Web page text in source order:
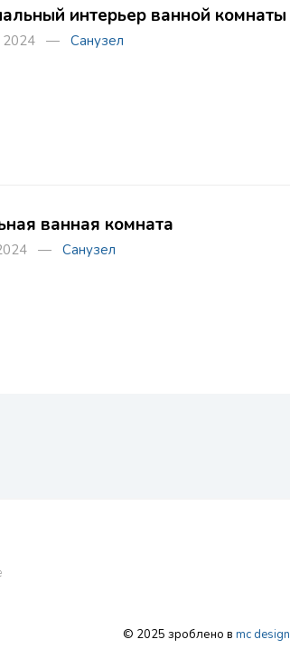
интерьер ванной комнаты
2024 — Санузел
ванная комната
2024 — Санузел
© 2025 зроблено в mc design